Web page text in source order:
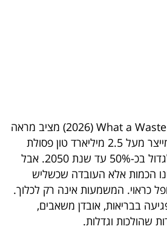
What a
(2026) מציב מראה
לא נוחה. העולם כבר מייצר מעל 2.5 מיליארד טון פסולת
בשנה, והכמות צפויה לגדול בכ-50% עד שנת 2050. אבל
הכמות אלא העובדה שכשליש
כראוי. המשמעות אינה רק לכלוך.
בבריאות, אובדן משאבים,
שהולכות וגדלות.